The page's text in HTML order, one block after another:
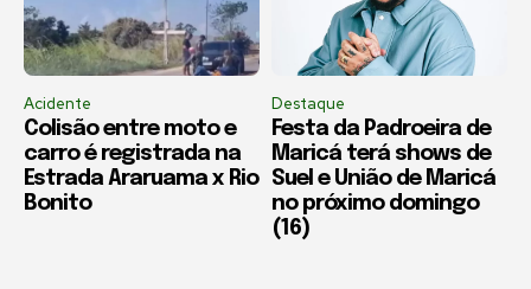
Acidente
Colisão entre moto e
carro é registrada na
Estrada Araruama x Rio
Bonito
Destaque
Festa da Padroeira de
Maricá terá shows de
Suel e União de Maricá
no próximo domingo
(16)